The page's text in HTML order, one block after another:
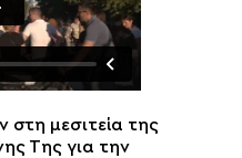
στη μεσιτεία της
Της για την